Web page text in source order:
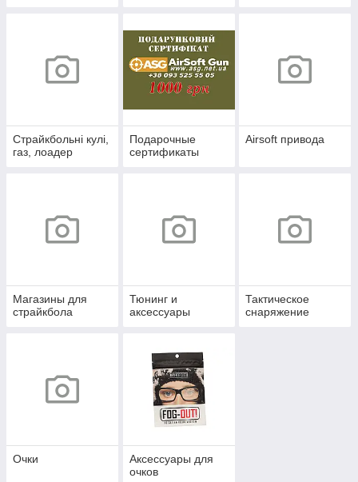
Страйкбольні кулі,
газ, лоадер
Подарочные
сертификаты
Airsoft привода
Магазины для
страйкбола
Тюнинг и
аксессуары
Тактическое
снаряжение
Очки
Аксессуары для
очков